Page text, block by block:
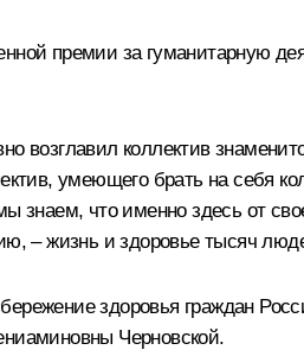
премии за гуманитарную
возглавил коллектив
умеющего брать на себя
знаем, что именно здесь от
– жизнь и здоровье тысяч
здоровья граждан
Черновской.